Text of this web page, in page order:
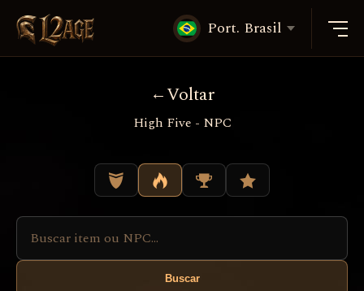
Port. Brasil
Voltar
High Five - NPC
Buscar